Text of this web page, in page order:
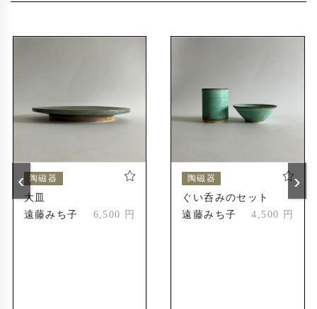
受賞歴
2010年
陶磁器
大皿
遠藤みち子
6,500 円
陶磁器
ぐい呑みのセット
遠藤みち子
4,500 円
‹ ›